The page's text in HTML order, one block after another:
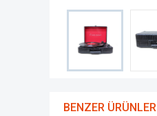
BENZER ÜRÜNLER